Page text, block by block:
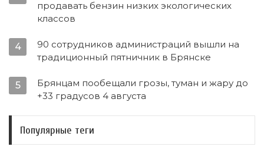
продавать бензин низких экологических
классов
4
90 сотрудников администраций вышли на
традиционный пятничник в Брянске
5
Брянцам пообещали грозы, туман и жару до
+33 градусов 4 августа
Популярные теги